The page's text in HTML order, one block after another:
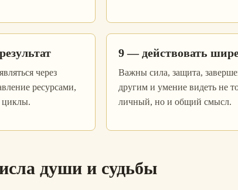
через
ресурсами,
циклы.
9 — действовать
Важны сила, защита,
другим и умение видеть не
личный, но и общий смысл.
души и судьбы